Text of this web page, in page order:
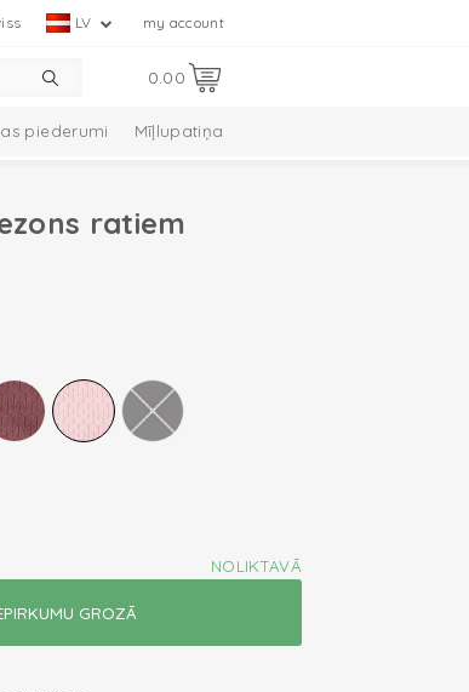
my account
LV
0.00
piederumi Mīļlupatiņa
ratiem
NOLIKTAVĀ